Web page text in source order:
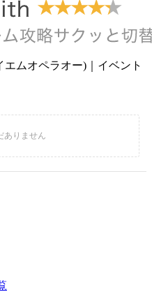
エムオペラオー)｜イベント